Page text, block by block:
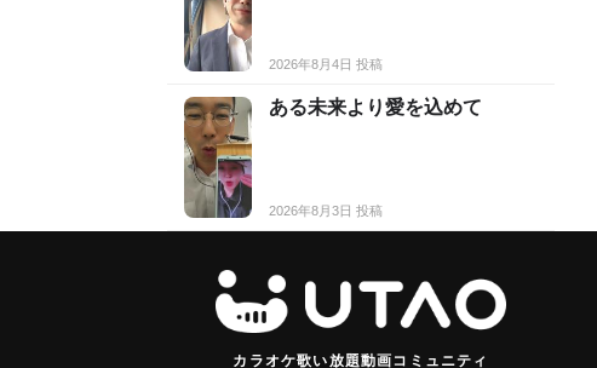
2026年8月4日 投稿
ある未来より愛を込めて
2026年8月3日 投稿
カラオケ歌い放題動画コミュニティ